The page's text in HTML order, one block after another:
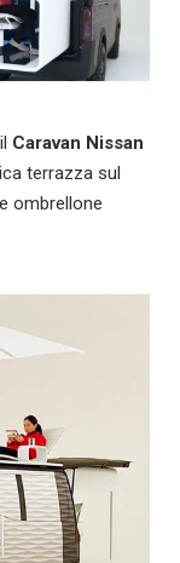
Caravan Nissan
terrazza sul
ombrellone